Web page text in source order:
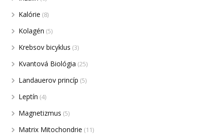
Kalórie (8)
Kolagén (5)
Krebsov bicyklus (3)
Kvantová Biológia (25)
Landauerov princíp (5)
Leptín (4)
Magnetizmus (5)
Matrix Mitochondrie (11)